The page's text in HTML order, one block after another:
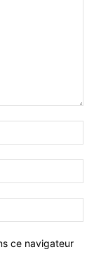
ce navigateur